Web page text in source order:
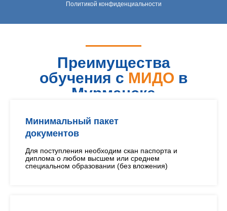
Политикой конфиденциальности
Преимущества
обучения с МИДО в
Мурманске
Минимальный пакет
документов
Для поступления необходим скан паспорта и
диплома о любом высшем или среднем
специальном образовании (без вложения)